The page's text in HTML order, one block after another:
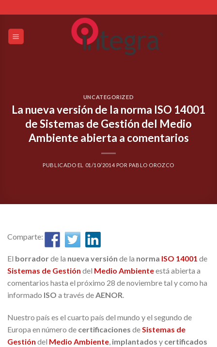
to
content
UNCATEGORIZED
La nueva versión de la norma ISO 14001
de Sistemas de Gestión del Medio
Ambiente abierta a comentarios
PUBLICADO EL 01/10/2014POR PABLO OROZCO
Comparte:
El borradorde la nueva versión de la norma ISO 14001 de
Sistemas de Gestión del Medio Ambienteestá abierta a
comentarios hasta el próximo 28 de noviembre tal y como ha
informado ISO a través deAENOR.
Nuestro país es el cuarto país del mundo y el segundo de
Europa en número de certificaciones de Sistemas de
Gestión del Medio Ambiente implantados y certificados